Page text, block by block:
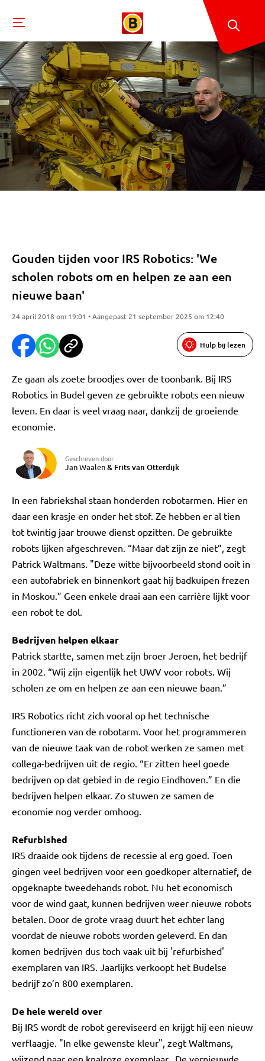
Gouden tijden voor IRS Robotics: 'We
scholen robots om en helpen ze aan een
nieuwe baan'
24 april 2018 om 19:01 • Aangepast 21 september 2025 om 12:40
Hulp bij lezen
Ze gaan als zoete broodjes over de toonbank. Bij IRS
Robotics in Budel geven ze gebruikte robots een nieuw
leven. En daar is veel vraag naar, dankzij de groeiende
economie.
Geschreven door
Jan Waalen& Frits van Otterdijk
In een fabriekshal staan honderden robotarmen. Hier en
daar een krasje en onder het stof. Ze hebben er al tien
tot twintig jaar trouwe dienst opzitten. De gebruikte
robots lijken afgeschreven. “Maar dat zijn ze niet”, zegt
Patrick Waltmans. "Deze witte bijvoorbeeld stond ooit in
een autofabriek en binnenkort gaat hij badkuipen frezen
in Moskou.” Geen enkele draai aan een carrière lijkt voor
een robot te dol.
Bedrijven helpen elkaar
Patrick startte, samen met zijn broer Jeroen, het bedrijf
in 2002. “Wij zijn eigenlijk het UWV voor robots. Wij
scholen ze om en helpen ze aan een nieuwe baan.”
IRS Robotics richt zich vooral op het technische
functioneren van de robotarm. Voor het programmeren
van de nieuwe taak van de robot werken ze samen met
collega-bedrijven uit de regio. “Er zitten heel goede
bedrijven op dat gebied in de regio Eindhoven.” En die
bedrijven helpen elkaar. Zo stuwen ze samen de
economie nog verder omhoog.
Refurbished
IRS draaide ook tijdens de recessie al erg goed. Toen
gingen veel bedrijven voor een goedkoper alternatief, de
opgeknapte tweedehands robot. Nu het economisch
voor de wind gaat, kunnen bedrijven weer nieuwe robots
betalen. Door de grote vraag duurt het echter lang
voordat de nieuwe robots worden geleverd. En dan
komen bedrijven dus toch vaak uit bij 'refurbished'
exemplaren van IRS. Jaarlijks verkoopt het Budelse
bedrijf zo’n 800 exemplaren.
De hele wereld over
Bij IRS wordt de robot gereviseerd en krijgt hij een nieuw
verflaagje. "In elke gewenste kleur", zegt Waltmans,
wijzend naar een knalroze exemplaar. De vernieuwde